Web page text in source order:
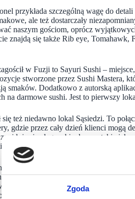
Zgoda
przykłada szczególną wagę do
ale też dostarczały
naszym gościom, oprócz
znajdą się także Rib eye,
w Fuzji to Sayuri Sushi –
stworzone przez Sushi Mastera,
smaków. Dodatkowo z autorską
na darmowe sushi. Jest to pierwszy
też niedawno lokal Sąsiedzi. To
gdzie przez cały dzień klienci mogą
się eleganckie desery, takie jak
domową kuchnią sprawia,
z czerwonej cegły otworzy się Casa
regionów winiarskich –
podróż smakowa, oferująca
zakupem.